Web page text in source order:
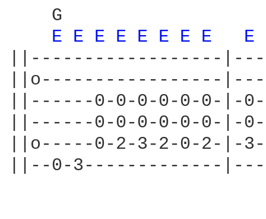
G
E E E E E E E E E
||------------------
||o-----------------
||------0-0-0-0-0-0-|-
||------0-0-0-0-0-0-|-
||o-----0-2-3-2-0-2-|-
||--0-3-------------